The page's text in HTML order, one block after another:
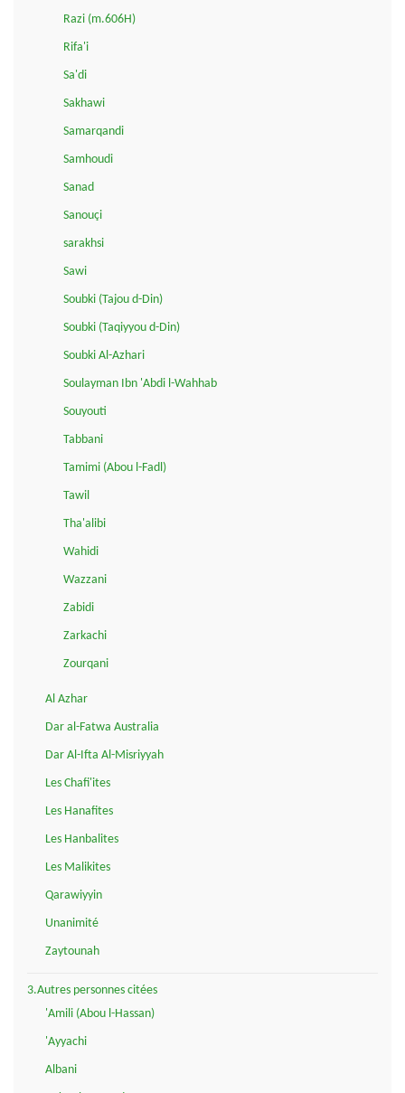
Razi (m.606H)
Rifa'i
Sa'di
Sakhawi
Samarqandi
Samhoudi
Sanad
Sanouçi
sarakhsi
Sawi
Soubki (Tajou d-Din)
Soubki (Taqiyyou d-Din)
Soubki Al-Azhari
Soulayman Ibn 'Abdi l-Wahhab
Souyouti
Tabbani
Tamimi (Abou l-Fadl)
Tawil
Tha'alibi
Wahidi
Wazzani
Zabidi
Zarkachi
Zourqani
Al Azhar
Dar al-Fatwa Australia
Dar Al-Ifta Al-Misriyyah
Les Chafi'ites
Les Hanafites
Les Hanbalites
Les Malikites
Qarawiyyin
Unanimité
Zaytounah
3.Autres personnes citées
'Amili (Abou l-Hassan)
'Ayyachi
Albani